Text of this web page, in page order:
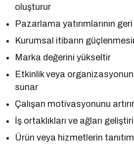
oluşturur
Pazarlama yatırımlarının
Kurumsal itibarın
Marka değerini yükseltir
Etkinlik veya organizasyonun
sunar
Çalışan motivasyonunu artırır
İş ortaklıkları ve ağları
Ürün veya hizmetlerin